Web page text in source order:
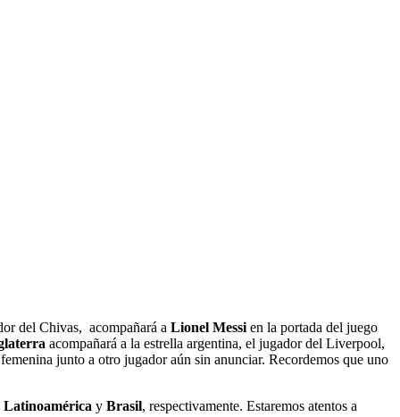
del Chivas, acompañará a Lionel Messi en la portada del juego
acompañará a la estrella argentina, el jugador del Liverpool,
junto a otro jugador aún sin anunciar. Recordemos que uno
Latinoamérica y Brasil, respectivamente. Estaremos atentos a